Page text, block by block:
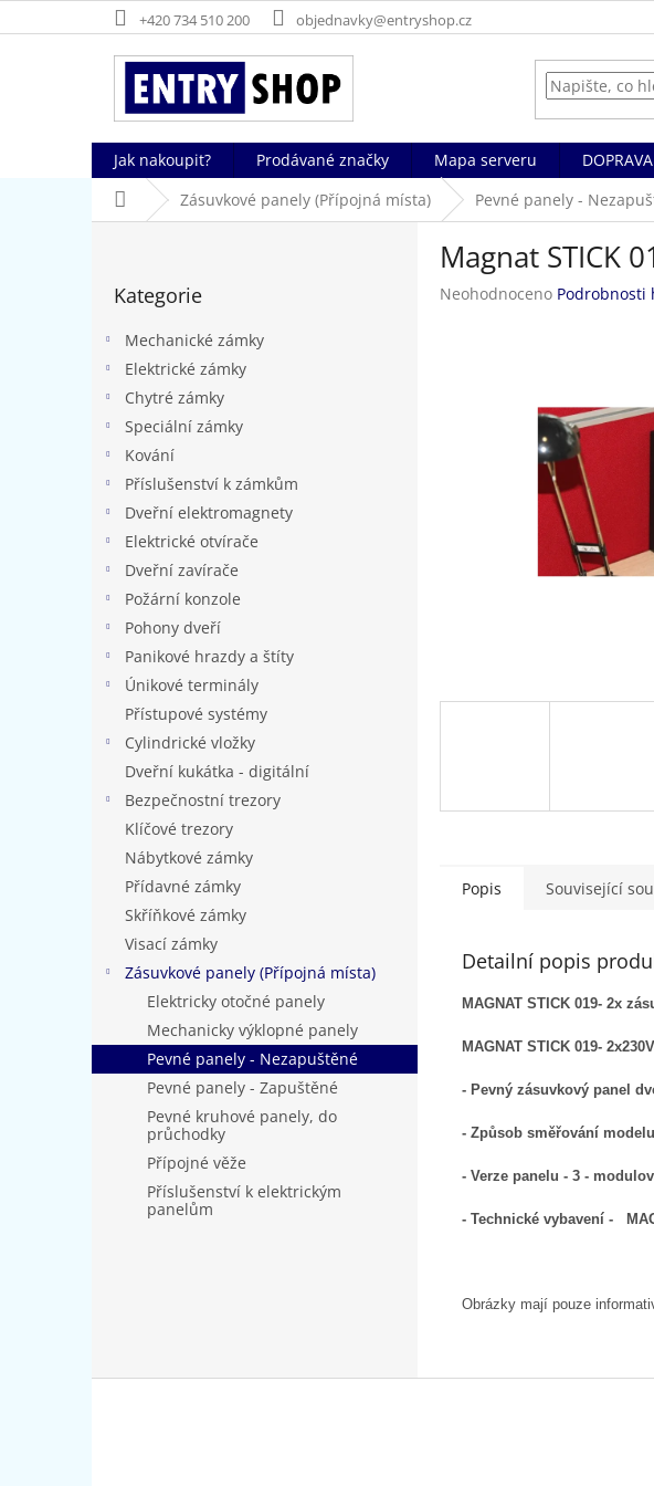
na
+420 734 510 200 objednavky@entryshop.cz
Jak nakoupit? Prodávané značky Mapa serveru
Domů Zásuvkové panely (Přípojná místa) Pevné panely -
kategorie
Kategorie
Mechanické zámky
Elektrické zámky
Chytré zámky
Speciální zámky
Kování
Příslušenství k zámkům
Dveřní elektromagnety
Elektrické otvírače
Dveřní zavírače
Požární konzole
Pohony dveří
Panikové hrazdy a štíty
Únikové terminály
Přístupové systémy
Cylindrické vložky
Dveřní kukátka - digitální
Bezpečnostní trezory
Klíčové trezory
Nábytkové zámky
Přídavné zámky
Skříňkové zámky
Visací zámky
Zásuvkové panely (Přípojná místa)
Elektricky otočné panely
Mechanicky výklopné panely
Pevné panely - Nezapuštěné
Pevné panely - Zapuštěné
Pevné kruhové panely, do
průchodky
Přípojné věže
Příslušenství k elektrickým
panelům
Magnat STICK
Průměrné
Neohodnoceno Podrobnosti
Popis Související
Detailní popis
MAGNAT STICK 019- 2x
MAGNAT STICK 019-
- Pevný zásuvkový panel
- Způsob směřování
- Verze panelu - 3 -
- Technické vybavení -
Obrázky mají pouze